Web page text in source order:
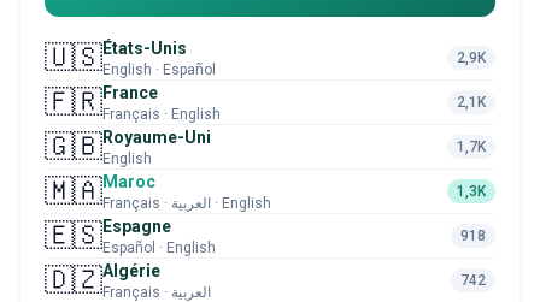
🇺🇸États-Unis
English · Español
2,9K
🇫🇷France
Français · English
2,1K
🇬🇧Royaume-Uni
English
1,7K
🇲🇦Maroc
Français · العربية · English
1,3K
🇪🇸Espagne
Español · English
918
🇩🇿Algérie
Français · العربية
742